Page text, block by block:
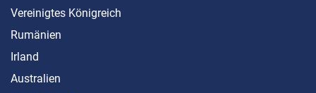
Vereinigtes Königreich
Rumänien
Irland
Australien